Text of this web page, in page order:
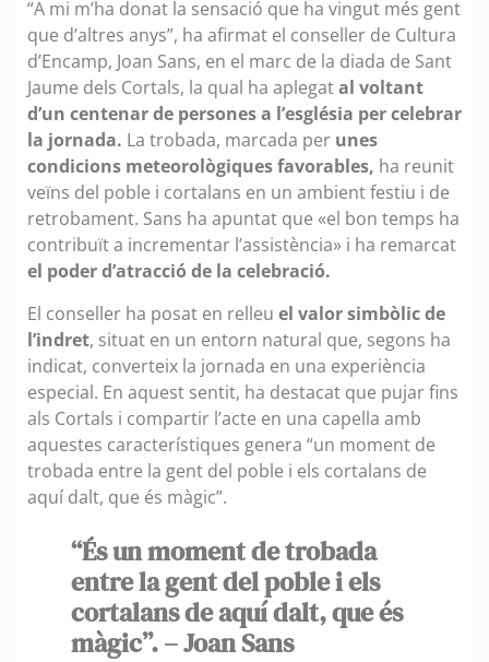
“A mi m’ha donat la sensació que ha vingut més gent
que d’altres anys”, ha afirmat el conseller de Cultura
d’Encamp, Joan Sans, en el marc de la diada de Sant
Jaume dels Cortals, la qual ha aplegatal voltant
d’un centenar de persones a l’església per celebrar
la jornada. La trobada, marcada per unes
condicions meteorològiques favorables, ha reunit
veïns del poble i cortalans en un ambient festiu i de
retrobament. Sans ha apuntat que «el bon temps ha
contribuït a incrementar l’assistència» i ha remarcat
el poder d’atracció de la celebració.
El conseller ha posat en relleu el valor simbòlic de
l’indret, situat en un entorn natural que, segons ha
indicat, converteix la jornada en una experiència
especial. En aquest sentit, ha destacat que pujar fins
als Cortals i compartir l’acte en una capella amb
aquestes característiques genera “un moment de
trobada entre la gent del poble i els cortalans de
aquí dalt, que és màgic”.
“És un moment de trobada
entre la gent del poble i els
cortalans de aquí dalt, que és
màgic”. – Joan Sans